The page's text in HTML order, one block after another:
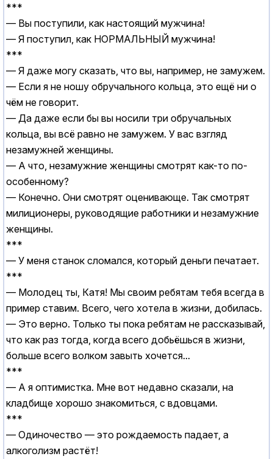
***
— Вы поступили, как настоящий мужчина!
— Я поступил, как НОРМАЛЬНЫЙ мужчина!
***
— Я даже могу сказать, что вы, например, не замужем.
— Если я не ношу обручального кольца, это ещё ни о
чём не говорит.
— Да даже если бы вы носили три обручальных
кольца, вы всё равно не замужем. У вас взгляд
незамужней женщины.
— А что, незамужние женщины смотрят как-то по-
особенному?
— Конечно. Они смотрят оценивающе. Так смотрят
милиционеры, руководящие работники и незамужние
женщины.
***
— У меня станок сломался, который деньги печатает.
***
— Молодец ты, Катя! Мы своим ребятам тебя всегда в
пример ставим. Всего, чего хотела в жизни, добилась.
— Это верно. Только ты пока ребятам не рассказывай,
что как раз тогда, когда всего добьёшься в жизни,
больше всего волком завыть хочется...
***
— А я оптимистка. Мне вот недавно сказали, на
кладбище хорошо знакомиться, с вдовцами.
***
— Одиночество — это рождаемость падает, а
алкоголизм растёт!